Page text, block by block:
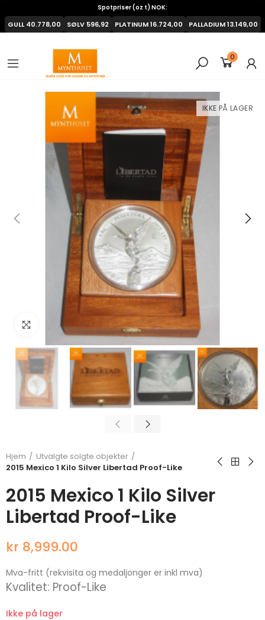
0
Spotpriser (oz t) NOK:
GULL40.778,00 SØLV 596,92 PLATINUM16.724,00 PALLADIUM13.149,00
IKKE PÅ LAGER
Klikk for å forstørre
Hjem
Utvalgte solgte objekter
2015 Mexico 1 Kilo Silver Libertad Proof-Like
2015 Mexico 1 Kilo Silver
Libertad Proof-Like
kr 8,999.00
Mva-fritt (rekvisita og medaljonger er inkl mva)
Kvalitet: Proof-Like
Ikke på lager